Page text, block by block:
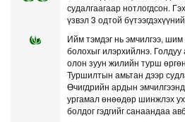
судалгаагаар нотлогдсон.
үзвэл 3 одтой
Ийм тэмдэг нь эмчилгээ, шим
болохыг илэрхийлнэ.
олон зуун жилийн турш
Туршилтын амьтан дээр
Өчигдрийн ардын
ургамал өнөөдөр шинжлэх
болдог гэдгийг санаандаа